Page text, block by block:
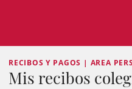
RECIBOS Y PAGOS | AREA
Mis recibos